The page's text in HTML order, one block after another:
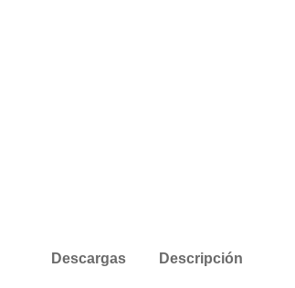
Descargas
Descripción